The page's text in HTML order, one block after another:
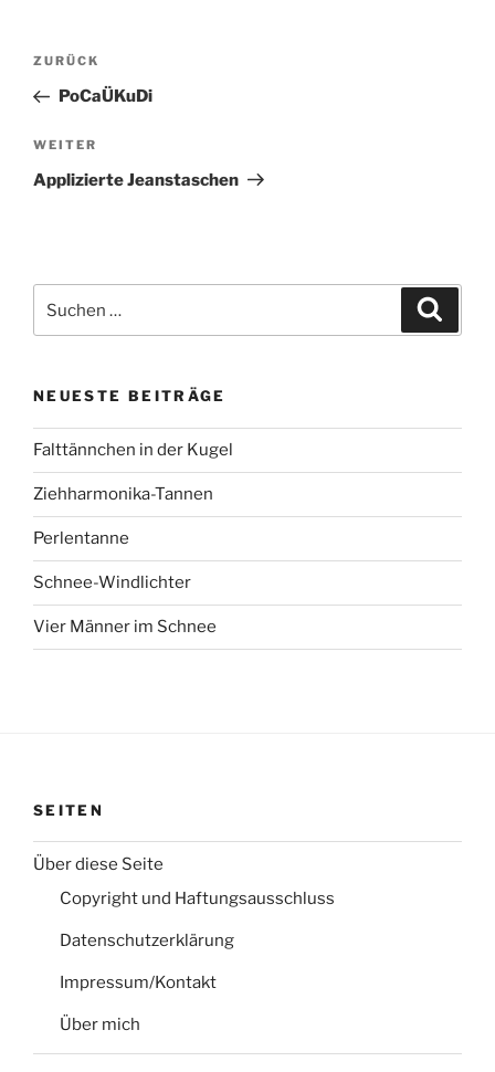
Beitragsnavigation
Vorheriger
Beitrag
ZURÜCK
PoCaÜKuDi
Nächster
Beitrag
WEITER
Applizierte Jeanstaschen
nach:
NEUESTE BEITRÄGE
Falttännchen in der Kugel
Ziehharmonika-Tannen
Perlentanne
Schnee-Windlichter
Vier Männer im Schnee
SEITEN
Über diese Seite
Copyright und Haftungsausschluss
Datenschutzerklärung
Impressum/Kontakt
Über mich